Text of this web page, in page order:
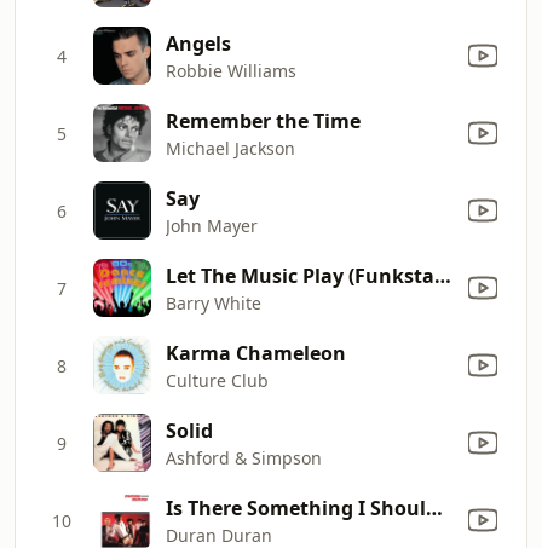
4 Angels
Robbie Williams
5 Remember the Time
Michael Jackson
6 Say
John Mayer
7 Let The Music Play (Funkstar De Luxe vs. Barry White)
Barry White
8 Karma Chameleon
Culture Club
9 Solid
Ashford & Simpson
10 Is There Something I Should Know?
Duran Duran